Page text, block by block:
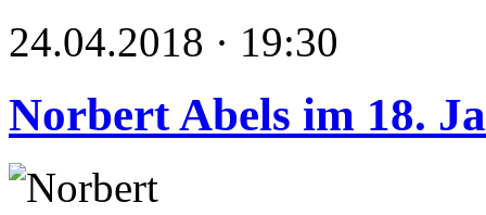
24.04.2018 · 19:30
Norbert Abels im 18.